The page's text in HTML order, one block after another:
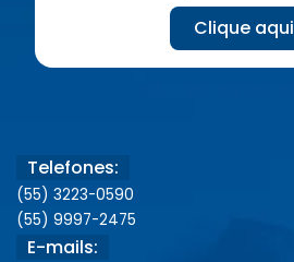
Clique aqui
Telefones:
(55) 3223-0590
(55) 9997-2475
E-mails: